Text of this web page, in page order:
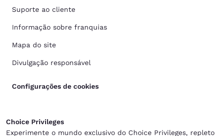
Suporte ao cliente
Informação sobre franquias
Mapa do site
Divulgação responsável
Configurações de cookies
Choice Privileges
Experimente o mundo exclusivo do Choice Privileges, repleto